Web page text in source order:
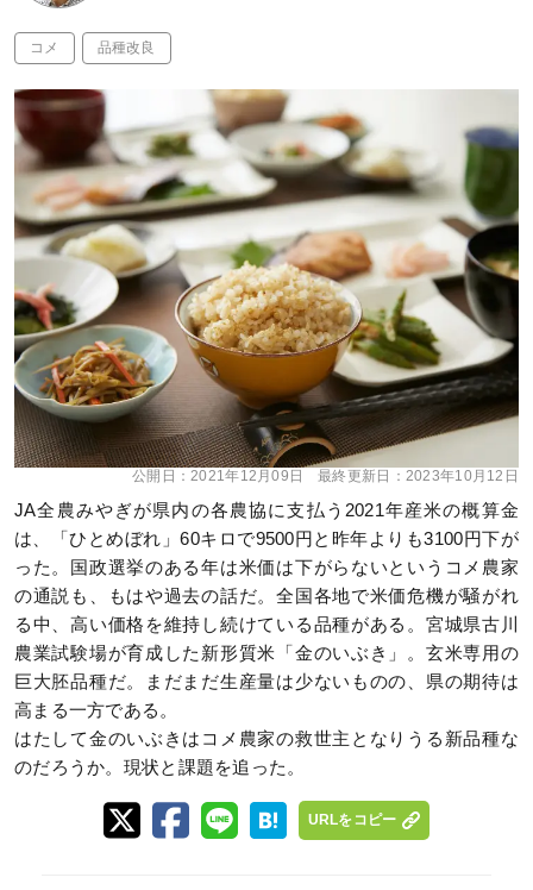
コメ 品種改良
公開日：2021年12月09日 最終更新日： 2023年10月12日
JA全農みやぎが県内の各農協に支払う2021年産米の概算金
は、「ひとめぼれ」60キロで9500円と昨年よりも3100円下が
った。国政選挙のある年は米価は下がらないというコメ農家
の通説も、もはや過去の話だ。全国各地で米価危機が騒がれ
る中、高い価格を維持し続けている品種がある。宮城県古川
農業試験場が育成した新形質米「金のいぶき」。玄米専用の
巨大胚品種だ。まだまだ生産量は少ないものの、県の期待は
高まる一方である。
はたして金のいぶきはコメ農家の救世主となりうる新品種な
のだろうか。現状と課題を追った。
URLをコピー